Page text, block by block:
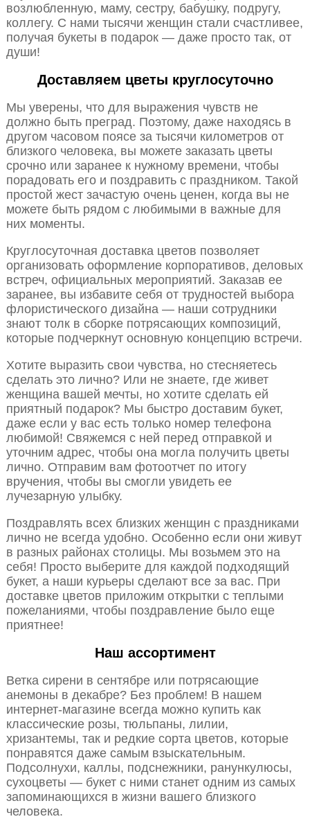
возлюбленную, маму, сестру, бабушку, подругу,
коллегу. С нами тысячи женщин стали счастливее,
получая букеты в подарок — даже просто так, от
души!
Доставляем цветы круглосуточно
Мы уверены, что для выражения чувств не
должно быть преград. Поэтому, даже находясь в
другом часовом поясе за тысячи километров от
близкого человека, вы можете заказать цветы
срочно или заранее к нужному времени, чтобы
порадовать его и поздравить с праздником. Такой
простой жест зачастую очень ценен, когда вы не
можете быть рядом с любимыми в важные для
них моменты.
Круглосуточная доставка цветов позволяет
организовать оформление корпоративов, деловых
встреч, официальных мероприятий. Заказав ее
заранее, вы избавите себя от трудностей выбора
флористического дизайна — наши сотрудники
знают толк в сборке потрясающих композиций,
которые подчеркнут основную концепцию встречи.
Хотите выразить свои чувства, но стесняетесь
сделать это лично? Или не знаете, где живет
женщина вашей мечты, но хотите сделать ей
приятный подарок? Мы быстро доставим букет,
даже если у вас есть только номер телефона
любимой! Свяжемся с ней перед отправкой и
уточним адрес, чтобы она могла получить цветы
лично. Отправим вам фотоотчет по итогу
вручения, чтобы вы смогли увидеть ее
лучезарную улыбку.
Поздравлять всех близких женщин с праздниками
лично не всегда удобно. Особенно если они живут
в разных районах столицы. Мы возьмем это на
себя! Просто выберите для каждой подходящий
букет, а наши курьеры сделают все за вас. При
доставке цветов приложим открытки с теплыми
пожеланиями, чтобы поздравление было еще
приятнее!
Наш ассортимент
Ветка сирени в сентябре или потрясающие
анемоны в декабре? Без проблем! В нашем
интернет-магазине всегда можно купить как
классические розы, тюльпаны, лилии,
хризантемы, так и редкие сорта цветов, которые
понравятся даже самым взыскательным.
Подсолнухи, каллы, подснежники, ранункулюсы,
сухоцветы — букет с ними станет одним из самых
запоминающихся в жизни вашего близкого
человека.